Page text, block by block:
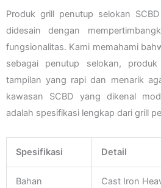
Produk grill penutup selokan
didesain dengan
fungsionalitas. Kami memahami
sebagai penutup selokan,
tampilan yang rapi dan menarik
kawasan SCBD yang dikenal
adalah spesifikasi lengkap dari grill
Spesifikasi Detail
Bahan Cast Iron